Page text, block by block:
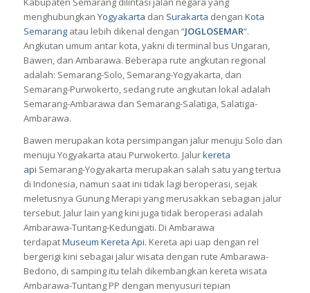
menghubungkan Yogyakarta dan Surakarta dengan Kota
Semarangatau lebih dikenal dengan “JOGLOSEMAR“.
Angkutan umum antar kota, yakni di terminal bus Ungaran,
Bawen, dan Ambarawa. Beberapa rute angkutan regional
adalah: Semarang-Solo, Semarang-Yogyakarta, dan
Semarang-Purwokerto, sedang rute angkutan lokal adalah
Semarang-Ambarawa dan Semarang-Salatiga, Salatiga-
Ambarawa.
Bawen merupakan kota persimpangan jalur menuju Solo dan
menuju Yogyakarta atau Purwokerto. Jalurkereta
api Semarang-Yogyakarta merupakan salah satu yang tertua
di Indonesia, namun saat ini tidak lagi beroperasi, sejak
meletusnya Gunung Merapi yang merusakkan sebagian jalur
tersebut. Jalur lain yang kini juga tidak beroperasi adalah
Ambarawa-Tuntang-Kedungjati. Di Ambarawa
terdapatMuseum Kereta Api. Kereta api uap dengan rel
bergerigi kini sebagai jalur wisata dengan rute Ambarawa-
Bedono, di samping itu telah dikembangkan kereta wisata
Ambarawa-Tuntang PP dengan menyusuri tepian